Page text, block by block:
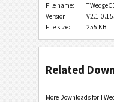
File name:
Version:
File size:
255 KB
Related
More Downloads for